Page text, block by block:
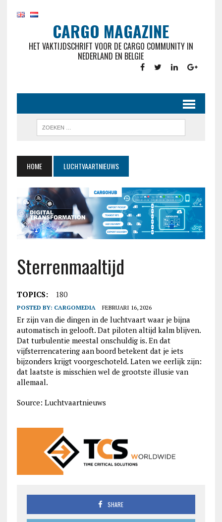
CARGO MAGAZINE
HET VAKTIJDSCHRIFT VOOR DE CARGO COMMUNITY IN
NEDERLAND EN BELGIE
HOME LUCHTVAARTNIEUWS
Sterrenmaaltijd
TOPICS: 180
POSTED BY: CARGOMEDIA FEBRUARI 16, 2026
Er zijn van die dingen in de luchtvaart waar je bijna
automatisch in gelooft. Dat piloten altijd kalm blijven.
Dat turbulentie meestal onschuldig is. En dat
vijfsterrencatering aan boord betekent dat je iets
bijzonders krijgt voorgeschoteld. Laten we eerlijk zijn:
dat laatste is misschien wel de grootste illusie van
allemaal.
Source: Luchtvaartnieuws
SHARE